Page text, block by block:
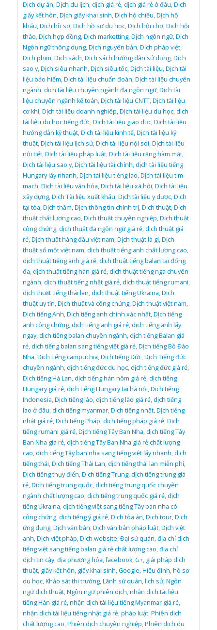
Dịch dự án,Dịch du lịch,dịch giá rẻ,dịch giá rẻ ở đâu,Dịch
giấy kết hôn,Dịch giấy khai sinh,Dịch hộ chiếu,Dịch hộ
khẩu,Dịch hồ sơ,Dịch hồ sơ du học,Dịch hội chợ,Dịch hội
thảo,Dịch hợp đồng,Dịch marketting,Dịch ngôn ngữ,Dịch
Ngôn ngữ thông dụng,Dịch nguyên bản,Dịch pháp việt,
Dịch phim,Dịch sách,Dịch sách hướng dẫn sử dụng,Dịch
sao y,Dịch siêu nhanh,Dịch siêu tốc,Dịch tài liệu,Dịch tài
liệu bảo hiểm,Dịch tài liệu chuẩn đoán,Dịch tài liệu chuyên
ngành,dịch tài liệu chuyên ngành đa ngôn ngữ,Dịch tài
liệu chuyên ngành kế toán,Dịch tài liệu CNTT,Dịch tài liệu
cơ khí,Dịch tài liệu doanh nghiêp,Dịch tài liệu du học,dịch
tài liệu du học tiếng đức,Dịch tài liệu giáo dục,Dịch tài liệu
hướng dẫn kỹ thuật,Dịch tài liệu kinh tế,Dịch tài liệu kỹ
thuật,Dịch tài liệu lịch sử,Dịch tài liệu nội soi,Dịch tài liệu
nội tiết,Dịch tài liệu pháp luật,Dịch tài liệu răng hàm mặt,
Dịch tài liệu sao y,Dịch tài liệu tài chính,dịch tài liệu tiếng
Hungary lấy nhanh,Dịch tài liệu tiếng lào,Dịch tài liệu tim
mạch,Dịch tài liệu văn hóa,Dịch tài liệu xã hội,Dịch tài liệu
xây dựng,Dịch Tài liệu xuất khẩu,Dịch tài liệu y dược,Dịch
tại tòa,Dịch thầm,Dịch thông tin chính trị,Dịch thuật,Dịch
thuật chất lượng cao,Dịch thuật chuyên nghiệp,Dịch thuật
công chứng,dịch thuật đa ngôn ngữ giá rẻ,dịch thuật giá
rẻ,Dịch thuật hàng đầu việt nam,Dịch thuật là gì,Dịch
thuật số một việt nam,dịch thuật tiếng anh chất lượng cao,
dịch thuật tiếng anh giá rẻ,dịch thuật tiếng balan tại đống
đa,dịch thuật tiếng hàn giá rẻ,dịch thuật tiếng nga chuyên
ngành,dịch thuật tiếng nhật giá rẻ,dịch thuật tiếng rumani,
dịch thuật tiếng thái lan,dịch thuật tiếng Ukraina,Dịch
thuật uy tín,Dịch thuật và công chứng,Dịch thuật việt nam,
Dịch tiếng Anh,Dịch tiếng anh chính xác nhất,Dịch tiếng
anh công chứng,dịch tiếng anh giá rẻ,dịch tiếng anh lấy
ngay,dịch tiếng balan chuyên ngành,dịch tiếng Balan giá
rẻ,dịch tiếng balan sang tiếng việt giá rẻ,Dịch tiếng Bồ Đào
Nha,Dịch tiếng campuchia,Dịch tiếng Đức,Dịch Tiếng đức
chuyên ngành,dịch tiếng đức du học,dịch tiếng đức giá rẻ,
Dịch tiếng Hà Lan,dịch tiếng hán nôm giá rẻ,dịch tiếng
Hungary giá rẻ,dịch tiếng Hungary tại hà nội,Dịch tiếng
Indonesia,Dịch tiếng lào,dịch tiếng lào giá rẻ,dịch tiếng
lào ở đâu,dịch tiếng myanmar,Dịch tiếng nhật,Dịch tiếng
nhật giá rẻ,Dịch tiếng Pháp,dịch tiếng pháp giá rẻ,Dịch
tiếng rumani giá rẻ,Dịch tiếng Tây Ban Nha,dịch tiếng Tây
Ban Nha giá rẻ,dịch tiếng Tây Ban Nha giá rẻ chất lượng
cao,dịch tiếng Tây ban nha sang tiếng việt lấy nhanh,dịch
tiếng thái,Dịch tiếng Thái Lan,dịch tiếng thái lan miễn phí,
Dịch tiếng thụy điển,Dịch tiếng Trung,dịch tiếng trung giá
rẻ,Dịch tiếng trung quốc,dịch tiếng trung quốc chuyên
ngành chất lượng cao,dịch tiếng trung quốc giá rẻ,dịch
tiếng Ukraina,dịch tiếng việt sang tiếng Tây ban nha có
công chứng,dịch tiếng ý giá rẻ,Dịch tòa án,Dịch tour,Dịch
ứng dụng,Dịch văn bản,Dịch văn bản pháp luật,Dịch việt
anh,Dịch việt pháp,Dịch website,Đại sứ quán,địa chỉ dịch
tiếng việt sang tiếng balan giá rẻ chất lượng cao,địa chỉ
dịch tin cậy,địa phương hóa,facebook,G+, giải pháp dịch
thuật, giấy kết hôn, giấy khai sinh,Google,Hiệu đính,hồ sơ
du học,Khảo sát thị trường,Lãnh sứ quán,lịch sử,Ngôn
ngữ dịch thuật,Ngôn ngữ phiên dịch,nhận dịch tài liệu
tiếng Hàn giá rẻ,nhận dịch tài liệu tiếng Myanmar giá rẻ,
nhận dịch tài liệu tiếng nhật giá rẻ,pháp luật,Phiên dịch
chất lượng cao,Phiên dịch chuyên nghiệp,Phiên dịch du